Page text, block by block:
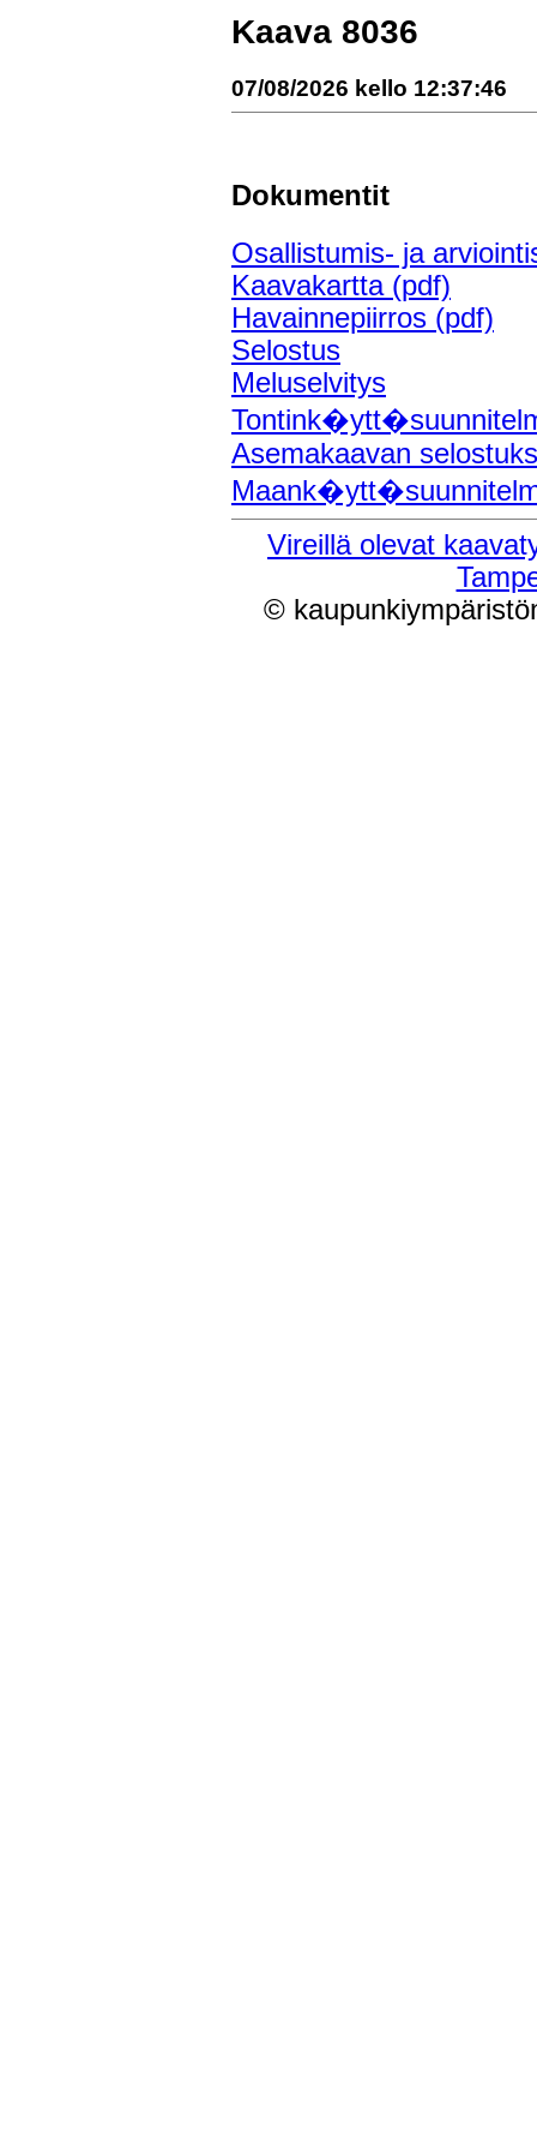
Kaava 8036
07/08/2026 kello 12:37:46
Dokumentit
Osallistumis- ja
Kaavakartta (pdf)
Havainnepiirros (pdf)
Selostus
Meluselvitys
Asemakaavan
Vireillä olevat
©